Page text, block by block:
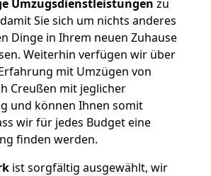
Umzugsdienstleistungen zu
Sie sich um nichts anderes
Dinge in Ihrem neuen Zuhause
Weiterhin verfügen wir über
mit Umzügen von
Creußen mit jeglicher
und können Ihnen somit
wir für jedes Budget eine
finden werden.
ist sorgfältig ausgewählt, wir